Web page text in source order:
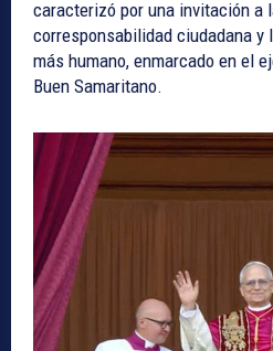
caracterizó por una invitación a
corresponsabilidad ciudadana
más humano, enmarcado en el
Buen Samaritano.